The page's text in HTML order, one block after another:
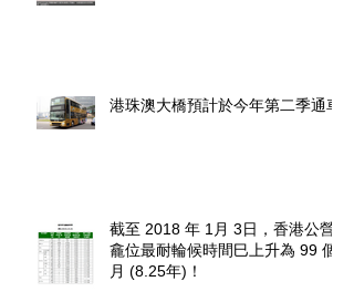
港珠澳大橋預計於今年第二季通車
截至 2018 年 1月 3日，香港公營
龕位最耐輪候時間巳上升為 99 個
月 (8.25年)！